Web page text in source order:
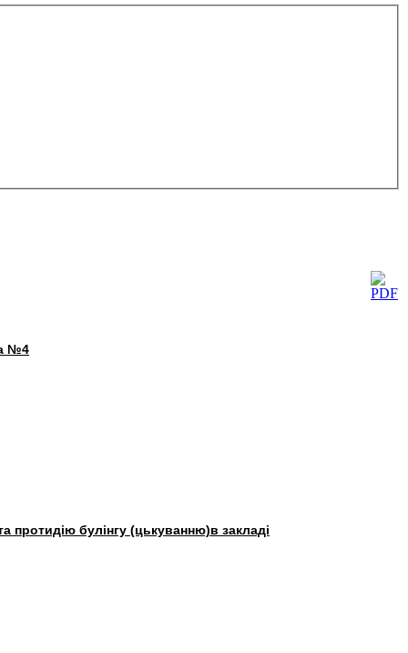
№4
протидію булінгу (цькуванню)в закладі